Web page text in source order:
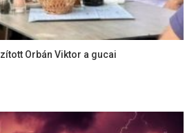
Orbán Viktor a gucai